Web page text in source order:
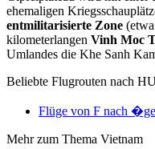
ehemaligen
entmilitarisierte Zone
kilometerlangen Vinh Moc
Umlandes die Khe Sanh
Beliebte Flugrouten nach
Flüge von F nach
Mehr zum Thema Vietnam